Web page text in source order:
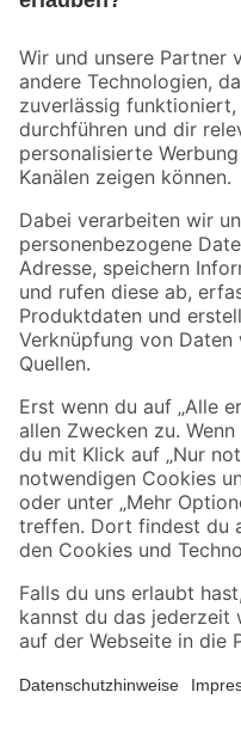
Der toom Newsletter: Keine
Zur Newsletter
Folge uns
Zahlungsarten
Sicher einkaufen
Jetzt die toom-App
Alle Preisangaben in EUR inkl. gesetzl.
Umständen nicht in allen Märkten
Produkte nur solange der Vorrat reicht.
*Paketversand ab 59 €